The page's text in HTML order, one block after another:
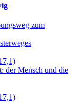
zum
der Mensch und die